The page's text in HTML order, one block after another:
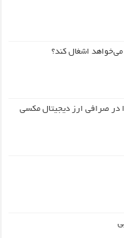
اشغال کند؟
در صرافی ارز دیجیتال مکسی